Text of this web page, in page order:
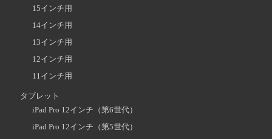
15インチ用
14インチ用
13インチ用
12インチ用
11インチ用
タブレット
iPad Pro 12インチ（第6世代）
iPad Pro 12インチ（第5世代）